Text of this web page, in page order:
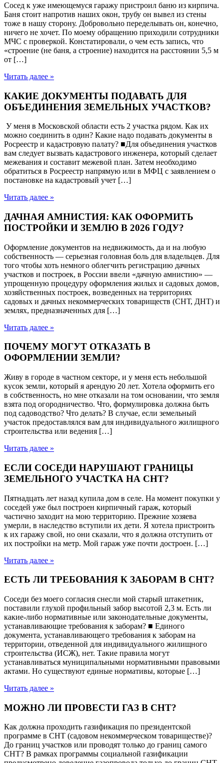
Сосед к уже имеющемуся гаражу пристроил баню из кирпича.
Баня стоит напротив наших окон, трубу он вывел из стены
тоже в нашу сторону. Добровольно переделывать он, конечно,
ничего не хочет. По моему обращению приходили сотрудники
МЧС с проверкой. Констатировали, о чем есть запись, что
«строение (не баня, а строение) находится на расстоянии 5,5 м
от […]
Читать далее »
КАКИЕ ДОКУМЕНТЫ ПОДАВАТЬ ДЛЯ
ОБЪЕДИНЕНИЯ ЗЕМЕЛЬНЫХ УЧАСТКОВ?
У меня в Московской области есть 2 участка рядом. Как их
можно соединить в один? Какие надо подавать документы в
Росреестр и кадастровую палату? ■Для объединения участков
вам следует вызвать кадастрового инженера, который сделает
межевания и составит межевой план. Затем необходимо
обратиться в Росреестр напрямую или в МФЦ с заявлением о
постановке на кадастровый учет […]
Читать далее »
ДАЧНАЯ АМНИСТИЯ: КАК ОФОРМИТЬ
ПОСТРОЙКИ И ЗЕМЛЮ В 2026 ГОДУ?
Оформление документов на недвижимость, да и на любую
собственность — серьезная головная боль для владельцев. Для
того чтобы хоть немного облегчить регистрацию дачных
участков и построек, в России ввели «дачную амнистию» —
упрощенную процедуру оформления жилых и садовых домов,
хозяйственных построек, возведенных на территориях
садовых и дачных некоммерческих товариществ (СНТ, ДНТ) и
землях, предназначенных для […]
Читать далее »
ПОЧЕМУ МОГУТ ОТКАЗАТЬ В
ОФОРМЛЕНИИ ЗЕМЛИ?
Живу в городе в частном секторе, и у меня есть небольшой
кусок земли, который я арендую 20 лет. Хотела оформить его
в собственность, но мне отказали на том основании, что земля
взята под огородничество. Что, формулировка должна быть
под садоводство? Что делать? В случае, если земельный
участок предоставлялся вам для индивидуального жилищного
строительства или ведения […]
Читать далее »
ЕСЛИ СОСЕДИ НАРУШАЮТ ГРАНИЦЫ
ЗЕМЕЛЬНОГО УЧАСТКА НА СНТ?
Пятнадцать лет назад купила дом в селе. На момент покупки у
соседей уже был построен кирпичный гараж, который
частично заходит на мою территорию. Прежние хозяева
умерли, в наследство вступили их дети. Я хотела пристроить
к их гаражу свой, но они сказали, что я должна отступить от
их постройки на метр. Мой гараж уже почти достроен. […]
Читать далее »
ЕСТЬ ЛИ ТРЕБОВАНИЯ К ЗАБОРАМ В СНТ?
Соседи без моего согласия снесли мой старый штакетник,
поставили глухой профильный забор высотой 2,3 м. Есть ли
какие-либо нормативные или законодательные документы,
устанавливающие требования к заборам? ■ Единого
документа, устанавливающего требования к заборам на
территории, отведенной для индивидуального жилищного
строительства (ИСЖ), нет. Такие правила могут
устанавливаться муниципальными нормативными правовыми
актами. Но существуют единые нормативы, которые […]
Читать далее »
МОЖНО ЛИ ПРОВЕСТИ ГАЗ В СНТ?
Как должна проходить газификация по президентской
программе в СНТ (садовом некоммерческом товариществе)?
До границ участков или проводят только до границ самого
СНТ? В рамках программы социальной газификации